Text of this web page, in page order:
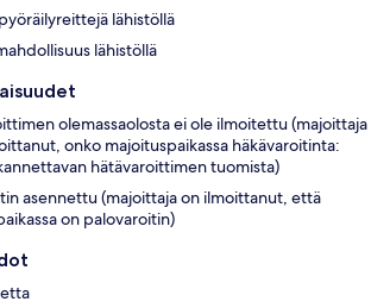
lähistöllä
lähistöllä
olemassaolosta ei ole ilmoitettu (majoittaja
onko majoituspaikassa häkävaroitinta:
hätävaroittimen tuomista)
asennettu (majoittaja on ilmoittanut, että
on palovaroitin)